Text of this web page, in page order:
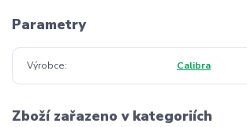
Parametry
Výrobce Calibra
Zboží zařazeno v kategoriích